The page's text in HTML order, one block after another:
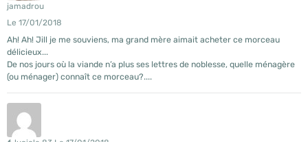
jamadrou
Le 17/01/2018
Ah! Ah! Jill je me souviens, ma grand mère aimait acheter ce morceau
délicieux...
De nos jours où la viande n’a plus ses lettres de noblesse, quelle ménagère
(ou ménager) connaît ce morceau?....